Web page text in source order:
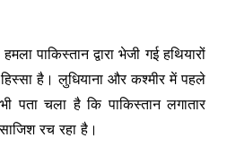
पाकिस्तान द्वारा भेजी गई हथियारों
है। लुधियाना और कश्मीर में पहले
पता चला है कि पाकिस्तान लगातार
रच रहा है।